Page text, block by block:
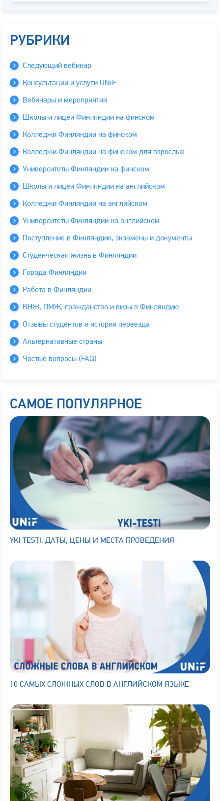
РУБРИКИ
Следующий вебинар
Консультации и услуги UNiF
Вебинары и мероприятия
Школы и лицеи Финляндии на финском
Колледжи Финляндии на финском
Колледжи Финляндии на финском для взрослых
Университеты Финляндии на финском
Школы и лицеи Финляндии на английском
Колледжи Финляндии на английском
Университеты Финляндии на английском
Поступление в Финляндию, экзамены и документы
Студенческая жизнь в Финляндии
Города Финляндии
Работа в Финляндии
ВНЖ, ПМЖ, гражданство и визы в Финляндию
Отзывы студентов и истории переезда
Альтернативные страны
Частые вопросы (FAQ)
САМОЕ ПОПУЛЯРНОЕ
YKI TESTI: ДАТЫ, ЦЕНЫ И МЕСТА ПРОВЕДЕНИЯ
10 САМЫХ СЛОЖНЫХ СЛОВ В АНГЛИЙСКОМ ЯЗЫКЕ